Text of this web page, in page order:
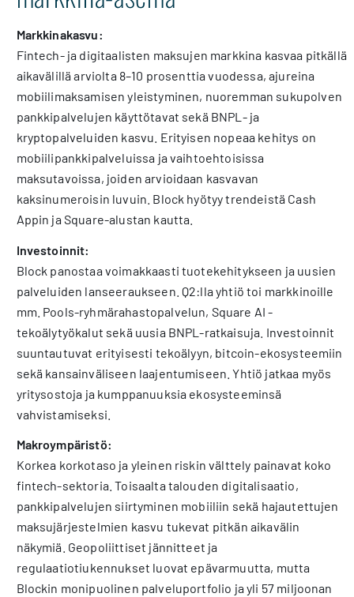
Markkinakasvu:
Fintech- ja digitaalisten maksujen markkina kasvaa pitkällä
aikavälillä arviolta 8–10 prosenttia vuodessa, ajureina
mobiilimaksamisen yleistyminen, nuoremman sukupolven
pankkipalvelujen käyttötavat sekä BNPL- ja
kryptopalveluiden kasvu. Erityisen nopeaa kehitys on
mobiilipankkipalveluissa ja vaihtoehtoisissa
maksutavoissa, joiden arvioidaan kasvavan
kaksinumeroisin luvuin. Block hyötyy trendeistä Cash
Appin ja Square-alustan kautta.
Investoinnit:
Block panostaa voimakkaasti tuotekehitykseen ja uusien
palveluiden lanseeraukseen. Q2:lla yhtiö toi markkinoille
mm. Pools-ryhmärahastopalvelun, Square AI -
tekoälytyökalut sekä uusia BNPL-ratkaisuja. Investoinnit
suuntautuvat erityisesti tekoälyyn, bitcoin-ekosysteemiin
sekä kansainväliseen laajentumiseen. Yhtiö jatkaa myös
yritysostoja ja kumppanuuksia ekosysteeminsä
vahvistamiseksi.
Makroympäristö:
Korkea korkotaso ja yleinen riskin välttely painavat koko
fintech-sektoria. Toisaalta talouden digitalisaatio,
pankkipalvelujen siirtyminen mobiiliin sekä hajautettujen
maksujärjestelmien kasvu tukevat pitkän aikavälin
näkymiä. Geopoliittiset jännitteet ja
regulaatiotiukennukset luovat epävarmuutta, mutta
Blockin monipuolinen palveluportfolio ja yli 57 miljoonan